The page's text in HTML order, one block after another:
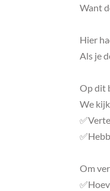
Want
Hier
Als je
Op dit
We
Om